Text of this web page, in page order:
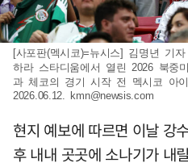
[사포판(멕시코)=뉴시스] 김명년 기
하라 스타디움에서 열린 2026 북중
과 체코의 경기 시작 전 멕시코 아
2026.06.12. kmn@newsis.com
현지 예보에 따르면 이날 강
후 내내 곳곳에 소나기가 내